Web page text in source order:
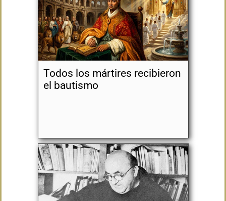
Todos los mártires recibieron
el bautismo